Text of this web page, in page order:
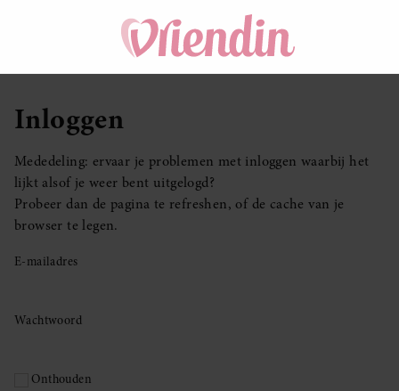
Inloggen
Mededeling: ervaar je problemen met inloggen waarbij het
lijkt alsof je weer bent uitgelogd?
Probeer dan de pagina te refreshen, of de cache van je
browser te legen.
E-mailadres
Wachtwoord
Onthouden